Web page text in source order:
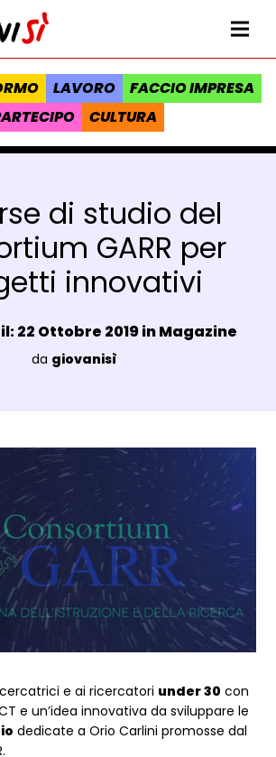
- Progetto della Regione Toscana
LAVORO
FACCIO IMPRESA
CULTURA
di studio del
GARR per
innovativi
22 Ottobre 2019 inMagazine
Luogo:
da giovanisì
Post Magazine
e ai ricercatori under 30 con
e un’idea innovativa da sviluppare le
dedicate a Orio Carlini promosse dal